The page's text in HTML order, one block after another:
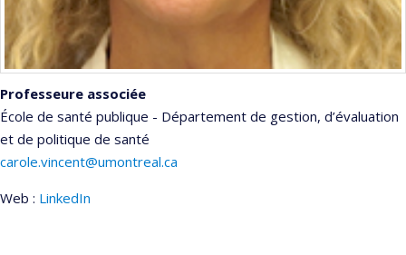
Professeure associée
École de santé publique - Département de gestion, d’évaluation
et de politique de santé
carole.vincent@umontreal.ca
Web : LinkedIn